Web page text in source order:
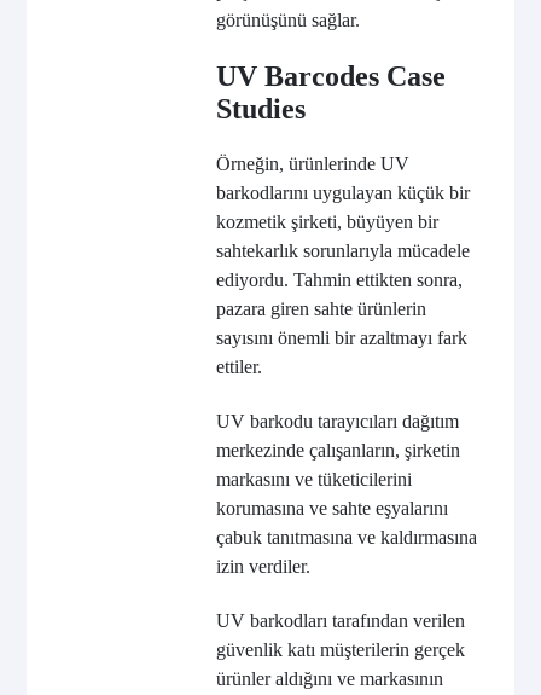
görünüşünü sağlar.
UV Barcodes Case
Studies
Örneğin, ürünlerinde UV
barkodlarını uygulayan küçük bir
kozmetik şirketi, büyüyen bir
sahtekarlık sorunlarıyla mücadele
ediyordu. Tahmin ettikten sonra,
pazara giren sahte ürünlerin
sayısını önemli bir azaltmayı fark
ettiler.
UV barkodu tarayıcıları dağıtım
merkezinde çalışanların, şirketin
markasını ve tüketicilerini
korumasına ve sahte eşyalarını
çabuk tanıtmasına ve kaldırmasına
izin verdiler.
UV barkodları tarafından verilen
güvenlik katı müşterilerin gerçek
ürünler aldığını ve markasının